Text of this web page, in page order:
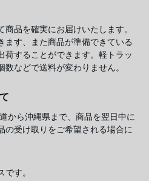
品を確実にお届けいたします。
ます、また商品が準備できている
荷することができます。軽トラッ
などで送料が変わりません。
から沖縄県まで、商品を翌日中に
の受け取りをご希望される場合に
す。